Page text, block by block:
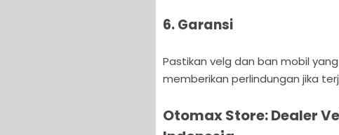
6. Garansi
Pastikan velg dan ban mobil
memberikan perlindungan jika
Otomax Store: Dealer